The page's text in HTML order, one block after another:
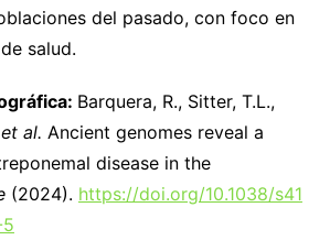
del pasado, con foco en
salud.
Barquera, R., Sitter, T.L.,
et al. Ancient genomes reveal a
disease in the
(2024). https://doi.org/10.1038/s41